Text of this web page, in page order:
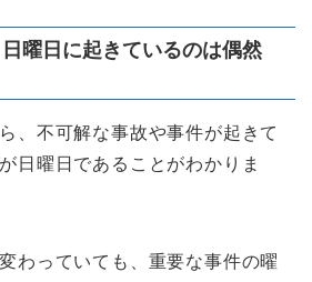
曜日に起きているのは偶然
、不可解な事故や事件が起きて
日曜日であることがわかりま
わっていても、重要な事件の曜